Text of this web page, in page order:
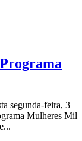
segunda-feira, 3
Mulheres Mil